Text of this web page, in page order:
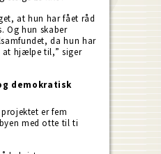
at hun har fået råd
Og hun skaber
da hun har
at hjælpe til,” siger
demokratisk
er fem
med otte til ti